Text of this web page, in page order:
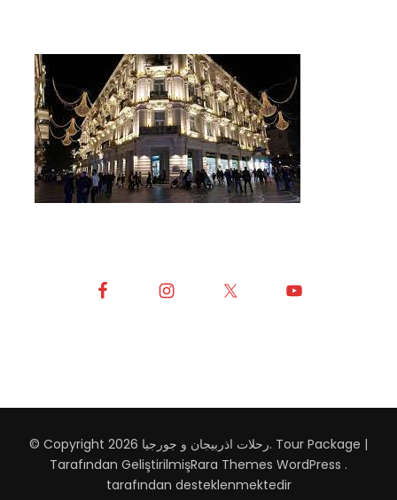
© Copyright 2026 رحلات اذربيجان و جورجيا. Tour Package |
Tarafından GeliştirilmişRara Themes WordPress .
tarafından desteklenmektedir